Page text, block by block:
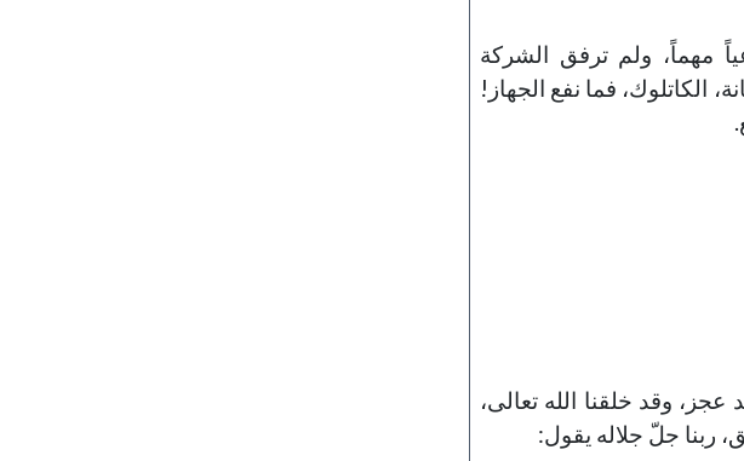
مهماً، ولم ترفق الشركة
الكاتلوك، فما نفع الجهاز!
عجز، وقد خلقنا الله تعالى،
ربنا جلّ جلاله يقول: